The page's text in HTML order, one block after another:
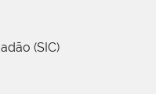
(SIC)